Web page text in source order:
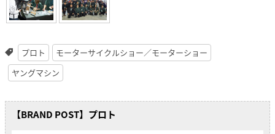
プロト
モーターサイクルショー／モーターショー
ヤングマシン
【BRAND POST】プロト